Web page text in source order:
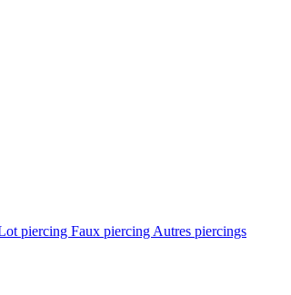
piercing Faux piercing Autres piercings